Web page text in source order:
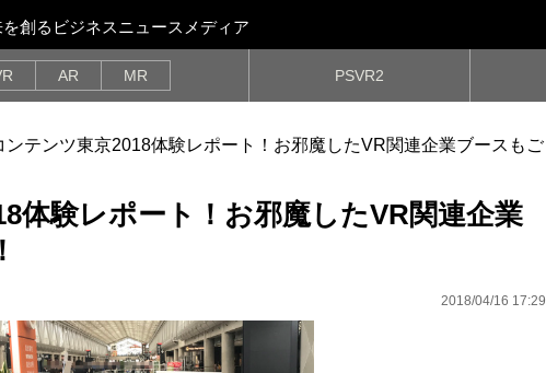
創るビジネスニュースメディア
AR MR PSVR2
ンテンツ東京2018体験レポート！お邪魔したVR関連企業ブースもご
体験レポート！お邪魔したVR関連企業
2018/04/16 17:29